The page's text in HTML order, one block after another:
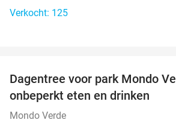
Verkocht: 125
Dagentree voor park Mondo
onbeperkt eten en drinken
Mondo Verde